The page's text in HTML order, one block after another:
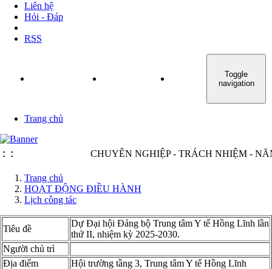
Liên hệ
Hỏi - Đáp
RSS
TIN TỨC - SỰ KIỆN
Toggle
navigation
Trang chủ
: : CHUYÊN NGHIỆP - TRÁCH NHIỆM -
Trang chủ
HOẠT ĐỘNG ĐIỀU HÀNH
Lịch công tác
Tiêu đề
Dự Đại hội Đảng bộ Trung tâm Y tế Hồng Lĩnh lần
thứ II, nhiệm kỳ 2025-2030.
Người chủ trì
Địa điểm
Hội trường tầng 3, Trung tâm Y tế Hồng Lĩnh